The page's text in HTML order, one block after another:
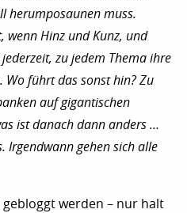
herumposaunen muss.
wenn Hinz und Kunz, und
zu jedem Thema ihre
führt das sonst hin? Zu
auf gigantischen
ist danach dann anders …
Irgendwann gehen sich alle
gebloggt werden – nur halt